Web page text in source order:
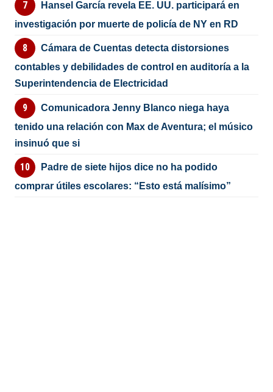
Hansel García revela EE. UU. participará en
investigación por muerte de policía de NY en RD
Cámara de Cuentas detecta distorsiones
contables y debilidades de control en auditoría a la
Superintendencia de Electricidad
Comunicadora Jenny Blanco niega haya
tenido una relación con Max de Aventura; el músico
insinuó que si
Padre de siete hijos dice no ha podido
comprar útiles escolares: “Esto está malísimo”